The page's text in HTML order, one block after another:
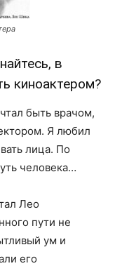
в
киноактером?
быть врачом,
Я любил
лица. По
человека…
Лео
пути не
ум и
его